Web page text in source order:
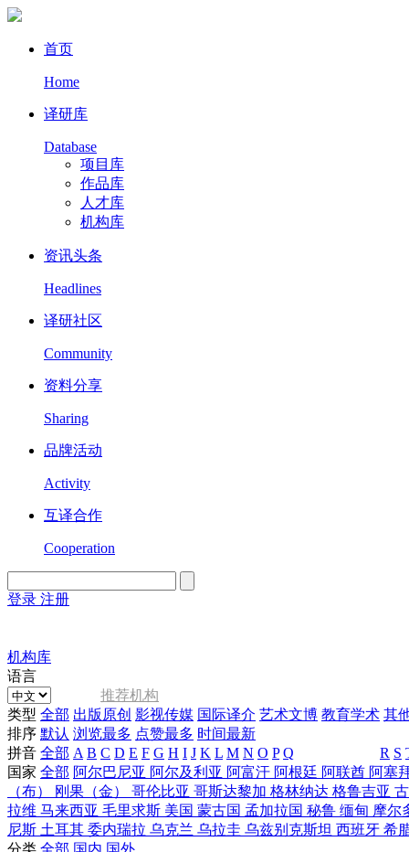
首页
Home
译研库
Database
项目库
作品库
人才库
机构库
资讯头条
Headlines
译研社区
Community
资料分享
Sharing
品牌活动
Activity
互译合作
Cooperation
登录 注册
机构库
语言
推荐机构
类型 全部 出版原创 影视传媒 国际译介 艺术文博 教育学术 其
排序 默认 浏览最多 点赞最多 时间最新
拼音 全部 A B C D E F G H I J K L M N O P Q R S
国家 全部 阿尔巴尼亚 阿尔及利亚 阿富汗 阿根廷 阿联酋 阿塞
（布）
刚果（金） 哥伦比亚 哥斯达黎加 格林纳达 格鲁吉亚
拉维 马来西亚 毛里求斯 美国 蒙古国 孟加拉国 秘鲁 缅甸 摩尔
尼斯 土耳其 委内瑞拉 乌克兰 乌拉圭 乌兹别克斯坦 西班牙 希
分类 全部 国内 国外